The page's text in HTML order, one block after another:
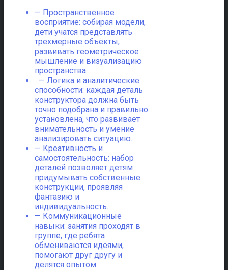
— Пространственное
восприятие: собирая модели,
дети учатся представлять
трехмерные объекты,
развивать геометрическое
мышление и визуализацию
пространства.
— Логика и аналитические
способности: каждая деталь
конструктора должна быть
точно подобрана и правильно
установлена, что развивает
внимательность и умение
анализировать ситуацию.
— Креативность и
самостоятельность: набор
деталей позволяет детям
придумывать собственные
конструкции, проявляя
фантазию и
индивидуальность.
— Коммуникационные
навыки: занятия проходят в
группе, где ребята
обмениваются идеями,
помогают друг другу и
делятся опытом.